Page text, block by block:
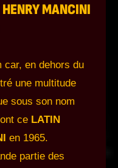
MANCINI
car, en dehors du
une multitude
sous son nom
ce LATIN
en 1965.
partie des